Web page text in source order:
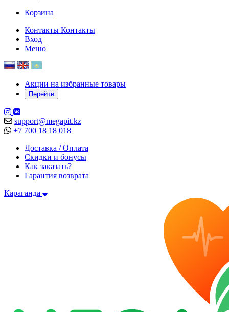
Корзина
Контакты Контакты
Вход
Меню
Акции на избранные товары
Перейти
support@megapit.kz
+7 700 18 18 018
Доставка / Оплата
Скидки и бонусы
Как заказать?
Гарантия возврата
Караганда